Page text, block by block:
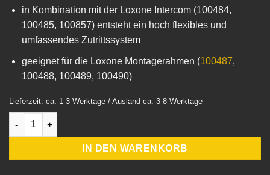
in Kombination mit der Loxone Intercom (100484,
100485, 100857) entsteht ein hoch flexibles und
umfassendes Zutrittssystem
geeignet für die Loxone Montagerahmen (100487,
100488, 100489, 100490)
Lieferzeit: ca. 1-3 Werktage / Ausland ca. 3-8 Werktage
NFC Code Touch Air Gen.2 Samtweiss (RAL 9002) Menge
IN DEN WARENKORB